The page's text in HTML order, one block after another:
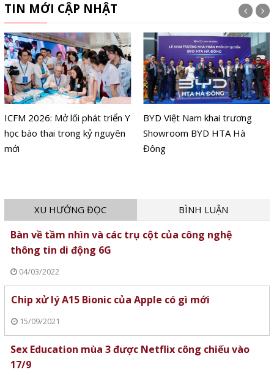
TIN MỚI CẬP NHẬT
ICFM 2026: Mở lối phát triển Y
học bào thai trong kỷ nguyên
mới
BYD Việt Nam khai trương
Showroom BYD HTA Hà
Đông
XU HƯỚNG ĐỌC BÌNH LUẬN
Bàn về tầm nhìn và các trụ cột của công nghệ
thông tin di động 6G
04/03/2022
Chip xử lý A15 Bionic của Apple có gì mới
15/09/2021
Sex Education mùa 3 được Netflix công chiếu vào
17/9